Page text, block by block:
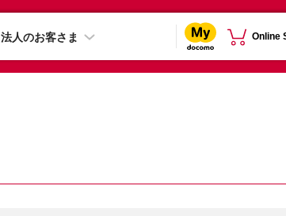
法人のお客さま Online